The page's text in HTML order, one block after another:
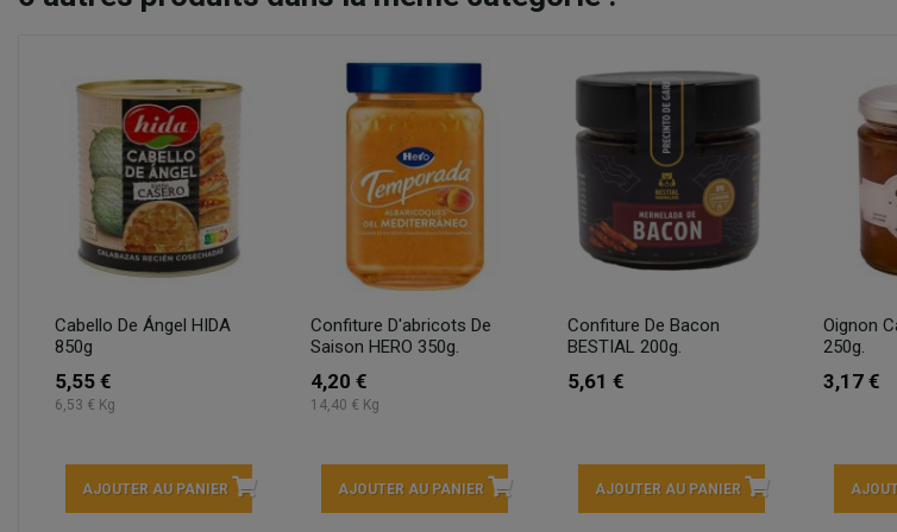
Cabello De Ángel HIDA
850g
5,55 €
6,53 € Kg
AJOUTER AU PANIER
Confiture D'abricots De
Saison HERO 350g.
4,20 €
14,40 € Kg
AJOUTER AU PANIER
Confiture De Bacon
BESTIAL 200g.
5,61 €
AJOUTER AU PANIER
Oignon
250g.
3,17 €